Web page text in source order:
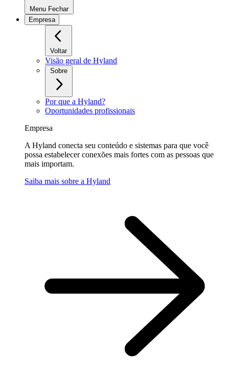
Menu Fechar
Empresa
Voltar
Visão geral de Hyland
Sobre
Por que a Hyland?
Oportunidades profissionais
Empresa
A Hyland conecta seu conteúdo e sistemas para que você
possa estabelecer conexões mais fortes com as pessoas que
mais importam.
Saiba mais sobre a Hyland